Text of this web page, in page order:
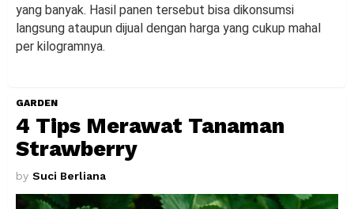
yang banyak. Hasil panen tersebut bisa dikonsumsi
langsung ataupun dijual dengan harga yang cukup mahal
per kilogramnya.
GARDEN
4 Tips Merawat Tanaman
Strawberry
by Suci Berliana